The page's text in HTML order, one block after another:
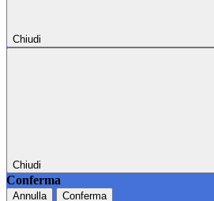
Chiudi
Chiudi
Conferma
Annulla Conferma